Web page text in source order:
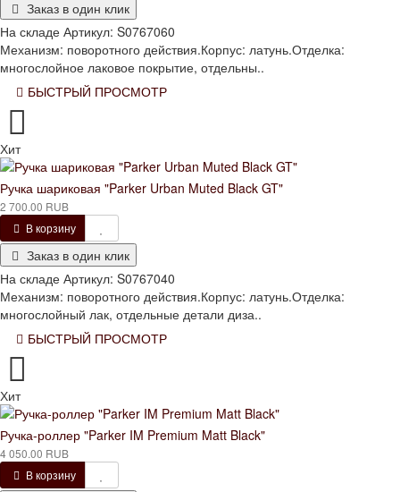
Заказ в один клик
На складе Артикул: S0767060
Механизм: поворотного действия.Корпус: латунь.Отделка:
многослойное лаковое покрытие, отдельны..
БЫСТРЫЙ ПРОСМОТР
Хит
Ручка шариковая "Parker Urban Muted Black GT"
2 700.00 RUB
В корзину
Заказ в один клик
На складе Артикул: S0767040
Механизм: поворотного действия.Корпус: латунь.Отделка:
многослойный лак, отдельные детали диза..
БЫСТРЫЙ ПРОСМОТР
Хит
Ручка-роллер "Parker IM Premium Matt Black"
4 050.00 RUB
В корзину